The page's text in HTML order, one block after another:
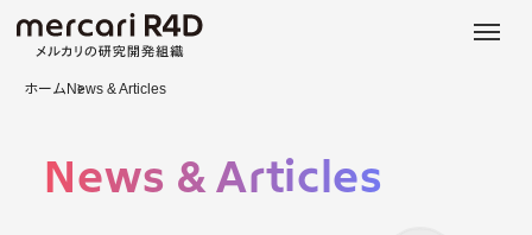
ホーム News & Articles
News & Articles